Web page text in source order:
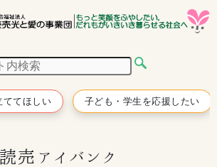
ててほしい 子ども・学生を応援したい
読売アイバンク